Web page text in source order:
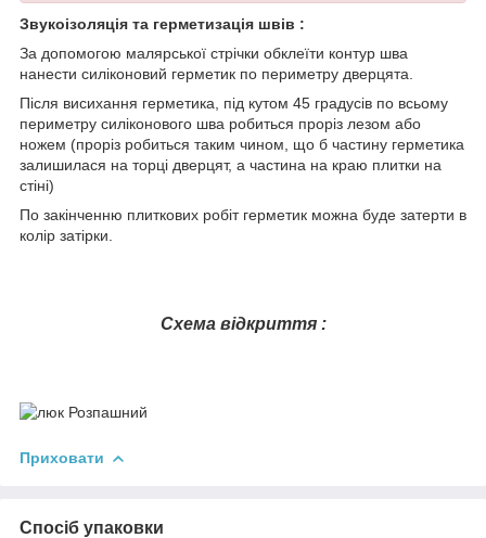
Звукоізоляція та герметизація швів :
За допомогою малярської стрічки обклеїти контур шва
нанести силіконовий герметик по периметру дверцята.
Після висихання герметика, під кутом 45 градусів по всьому
периметру силіконового шва робиться проріз лезом або
ножем (проріз робиться таким чином, що б частину герметика
залишилася на торці дверцят, а частина на краю плитки на
стіні)
По закінченню плиткових робіт герметик можна буде затерти в
колір затірки.
Схема відкриття :
Приховати
Спосіб упаковки